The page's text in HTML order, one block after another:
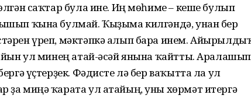
саҡтар була ине. Иң мөһиме – кеше булып
ҡына булмай. Ҡыҙыма килгәндә, унан бер
үреп, мәктәпкә алып бара инем.
ул минең атай-әсәй янына ҡайтты.
үҫтерҙек. Фәдисте лә бер ваҡытта ла ул
миңә ҡарата ул атайың, уны хөрмәт итергә